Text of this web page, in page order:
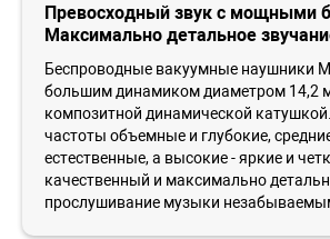
Превосходный звук с мощными
Максимально детальное
Беспроводные вакуумные наушники
большим динамиком диаметром 14,2
композитной динамической
частоты объемные и глубокие,
естественные, а высокие - яркие и
качественный и максимально
прослушивание музыки